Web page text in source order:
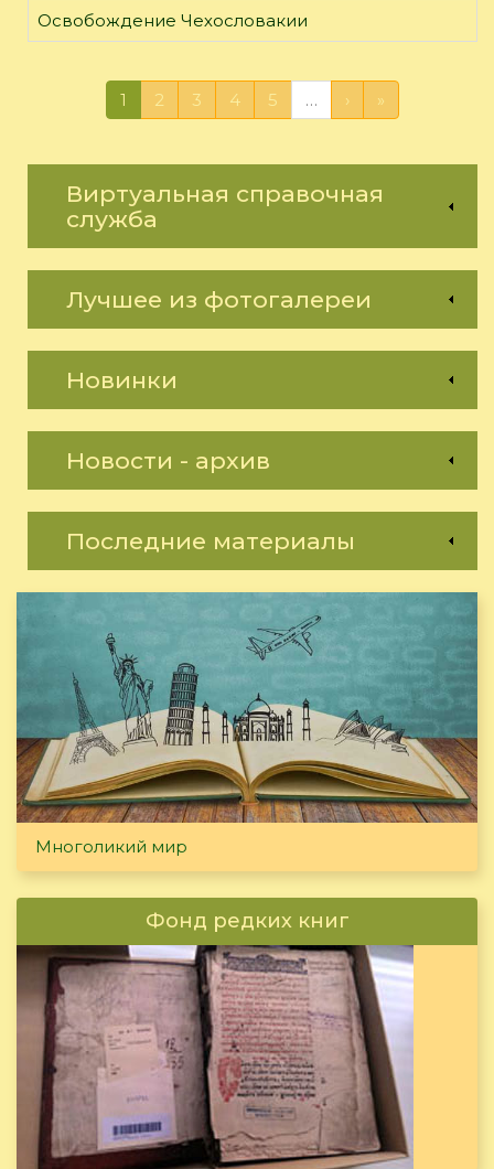
Освобождение Чехословакии
1 2 3 4 5 … › »
Виртуальная справочная
служба
Лучшее из фотогалереи
Новинки
Новости - архив
Последние материалы
Многоликий мир
Фонд редких книг